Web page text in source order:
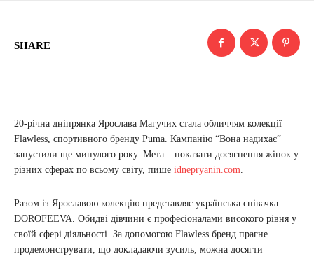
SHARE
20-річна дніпрянка Ярослава Магучих стала обличчям колекції
Flawless, спортивного бренду Puma. Кампанію “Вона надихає”
запустили ще минулого року. Мета – показати досягнення жінок у
різних сферах по всьому світу, пише idnepryanin.com.
Разом із Ярославою колекцію представляє українська співачка
DOROFEEVA. Обидві дівчини є професіоналами високого рівня у
своїй сфері діяльності. За допомогою Flawless бренд прагне
продемонструвати, що докладаючи зусиль, можна досягти